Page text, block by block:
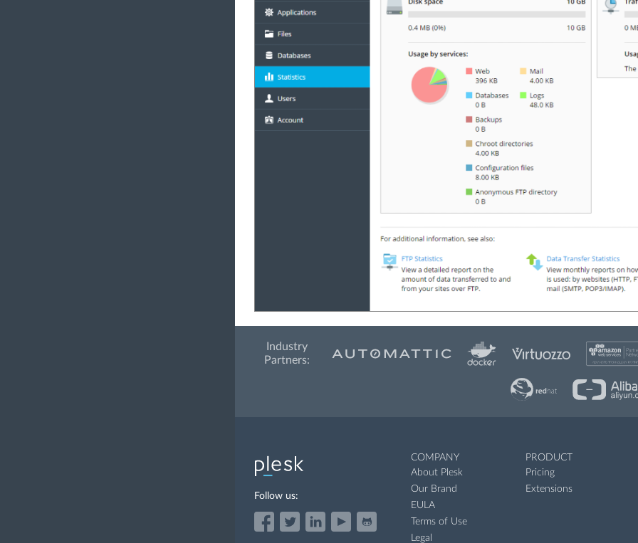
Industry
Partners:
Follow us:
COMPANY
About Plesk
Our Brand
EULA
Terms of Use
Legal
PRODUCT
Pricing
Extensions